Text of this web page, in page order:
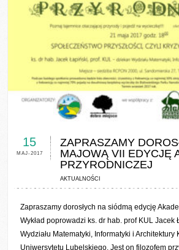
0 COMMENTS / 0
15
MAJ-2017
ZAPRASZAMY
MAJOWĄ VII EDYCJĘ
PRZYRODNICZEJ
AKTUALNOŚCI
Zapraszamy dorosłych na siódmą edycję
Wykład poprowadzi ks. dr hab. prof KUL Jacek
Wydziału Matematyki, Informatyki i
Uniwersytetu Lubelskiego. Jest on filozofem